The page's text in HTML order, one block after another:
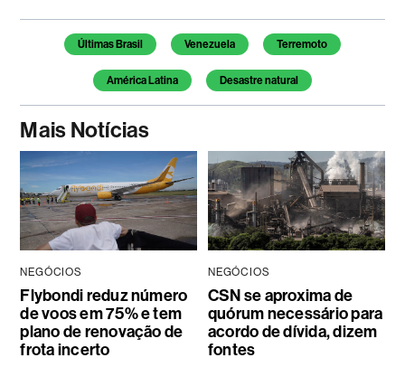
Temas deste artigo
Últimas Brasil Venezuela Terremoto
América Latina Desastre natural
Mais Notícias
NEGÓCIOS
Flybondi reduz número
de voos em 75% e tem
plano de renovação de
frota incerto
NEGÓCIOS
CSN se aproxima de
quórum necessário para
acordo de dívida, dizem
fontes